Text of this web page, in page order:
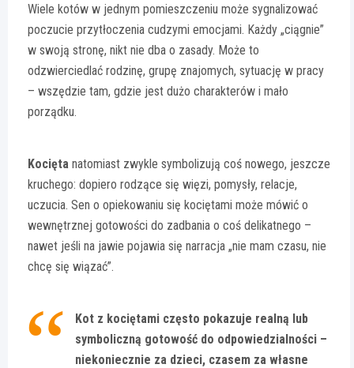
Wiele kotów w jednym pomieszczeniu może sygnalizować
poczucie przytłoczenia cudzymi emocjami. Każdy „ciągnie”
w swoją stronę, nikt nie dba o zasady. Może to
odzwierciedlać rodzinę, grupę znajomych, sytuację w pracy
– wszędzie tam, gdzie jest dużo charakterów i mało
porządku.
Kocięta natomiast zwykle symbolizują coś nowego, jeszcze
kruchego: dopiero rodzące się więzi, pomysły, relacje,
uczucia. Sen o opiekowaniu się kociętami może mówić o
wewnętrznej gotowości do zadbania o coś delikatnego –
nawet jeśli na jawie pojawia się narracja „nie mam czasu, nie
chcę się wiązać”.
Kot z kociętami często pokazuje realną lub
symboliczną gotowość do odpowiedzialności –
niekoniecznie za dzieci, czasem za własne